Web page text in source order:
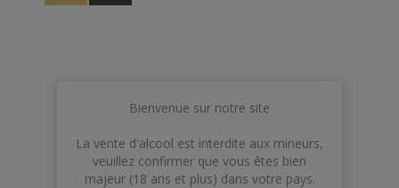
Bienvenue sur notre site
La vente d'alcool est interdite aux mineurs,
veuillez confirmer que vous êtes bien
majeur (18 ans et plus) dans votre pays.